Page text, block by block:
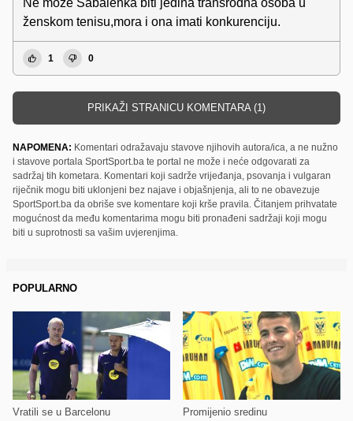
ženskom tenisu,mora i ona imati konkurenciju.
1 0
PRIKAŽI STRANICU KOMENTARA (1)
NAPOMENA: Komentari odražavaju stavove njihovih autora/ica, a ne nužno
i stavove portala SportSport.ba te portal ne može i neće odgovarati za
sadržaj tih kometara. Komentari koji sadrže vrijeđanja, psovanja i vulgaran
riječnik mogu biti uklonjeni bez najave i objašnjenja, ali to ne obavezuje
SportSport.ba da obriše sve komentare koji krše pravila. Čitanjem prihvatate
mogućnost da među komentarima mogu biti pronađeni sadržaji koji mogu
biti u suprotnosti sa vašim uvjerenjima.
POPULARNO
Vratili se u Barcelonu Promijenio sredinu